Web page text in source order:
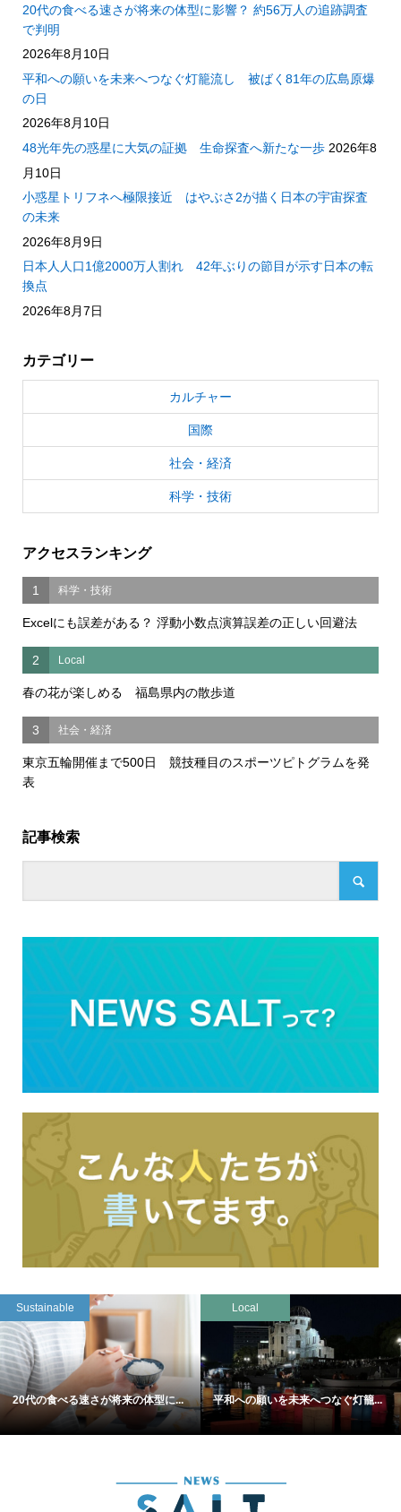
20代の食べる速さが将来の体型に影響？ 約56万人の追跡調査
で判明
2026年8月10日
平和への願いを未来へつなぐ灯籠流し 被ばく81年の広島原爆
の日
2026年8月10日
48光年先の惑星に大気の証拠 生命探査へ新たな一歩 2026年8
月10日
小惑星トリフネへ極限接近 はやぶさ2が描く日本の宇宙探査
の未来
2026年8月9日
日本人人口1億2000万人割れ 42年ぶりの節目が示す日本の転
換点
2026年8月7日
カテゴリー
カルチャー
国際
社会・経済
科学・技術
アクセスランキング
1 科学・技術
Excelにも誤差がある？ 浮動小数点演算誤差の正しい回避法
2 Local
春の花が楽しめる 福島県内の散歩道
3 社会・経済
東京五輪開催まで500日 競技種目のスポーツピトグラムを発
表
記事検索
Sustainable
20代の食べる速さが将来の体型に...
Local
平和への願いを未来へつなぐ灯籠...